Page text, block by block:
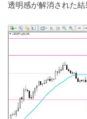
透明感が解消された結